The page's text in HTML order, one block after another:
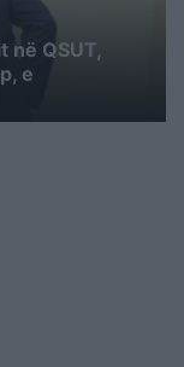
në QSUT,
e